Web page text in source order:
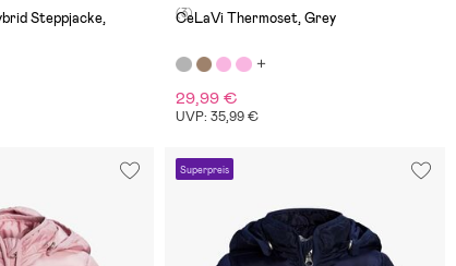
Steppjacke,
(3)
CeLaVi Thermoset, Grey
29,99 €
UVP: 35,99 €
Superpreis